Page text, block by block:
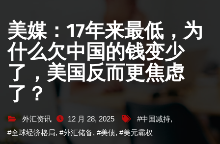
美媒：17年来最低，为
什么欠中国的钱变少
了，美国反而更焦虑
了？
外汇资讯 12 月 28, 2025 #中国减持,
#全球经济格局, #外汇储备, #美债, #美元霸权